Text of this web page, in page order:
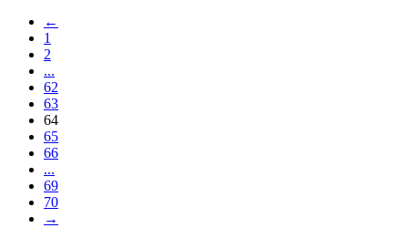
←
1
2
...
62
63
64
65
66
...
69
70
→